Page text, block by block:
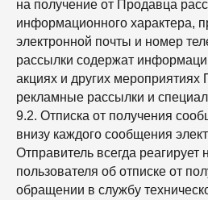
на получение от Продавца
информационного характера,
электронной почты и номер
рассылки содержат
акциях и других
рекламные рассылки и
9.2. Отписка от получения
внизу каждого сообщения
Отправитель всегда реагирует
пользователя об отписке от
обращении в службу